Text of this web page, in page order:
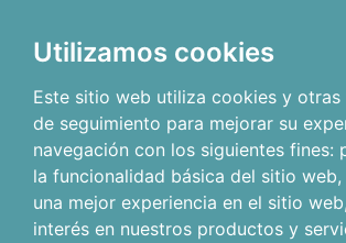
Utilizamos cookies
Este sitio web utiliza cookies y
de seguimiento para mejorar su
navegación con los siguientes fines:
la funcionalidad básica del sitio web,
una mejor experiencia en el sitio web,
interés en nuestros productos y